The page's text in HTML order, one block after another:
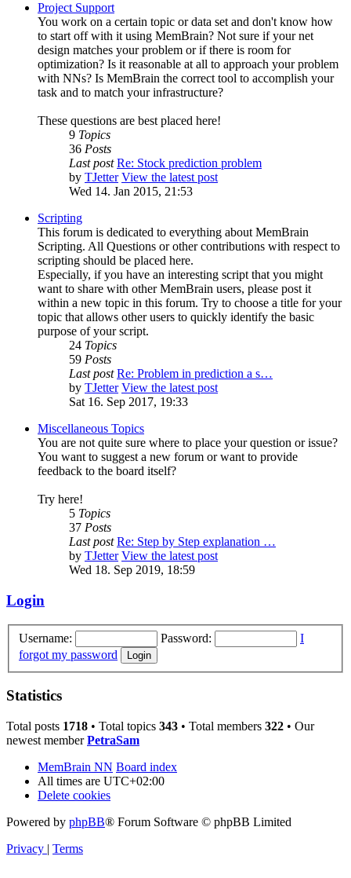
Project Support
You work on a certain topic or data set and don't know how
to start off with it using MemBrain? Not sure if your net
design matches your problem or if there is room for
optimization? Is it reasonable at all to approach your problem
with NNs? Is MemBrain the correct tool to accomplish your
task and to match your infrastructure?
These questions are best placed here!
9 Topics
36 Posts
Last post Re: Stock prediction problem
by TJetter View the latest post
Wed 14. Jan 2015, 21:53
Scripting
This forum is dedicated to everything about MemBrain
Scripting. All Questions or other contributions with respect to
scripting should be placed here.
Especially, if you have an interesting script that you might
want to share with other MemBrain users, please post it
within a new topic in this forum. Try to choose a title for your
topic that allows other users to quickly identify the basic
purpose of your script.
24 Topics
59 Posts
Last post Re: Problem in prediction a s…
by TJetter View the latest post
Sat 16. Sep 2017, 19:33
Miscellaneous Topics
You are not quite sure where to place your question or issue?
You want to suggest a new forum or want to provide
feedback to the board itself?
Try here!
5 Topics
37 Posts
Last post Re: Step by Step explanation …
by TJetter View the latest post
Wed 18. Sep 2019, 18:59
Login
Username: Password:
I
forgot my password
Statistics
Total posts 1718 • Total topics 343 • Total members 322 • Our
newest memberPetraSam
MemBrain NN Board index
All times are UTC+02:00
Delete cookies
Powered by phpBB® Forum Software © phpBB Limited
Privacy | Terms